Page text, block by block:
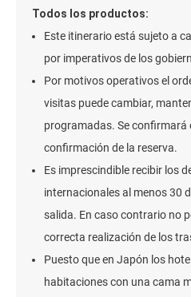
Todos los productos:
Este itinerario está sujeto a
por imperativos de los
Por motivos operativos el
visitas puede cambiar,
programadas. Se confirmará
confirmación de la reserva.
Es imprescindible recibir los
internacionales al menos 30
salida. En caso contrario no
correcta realización de los
Puesto que en Japón los
habitaciones con una cama